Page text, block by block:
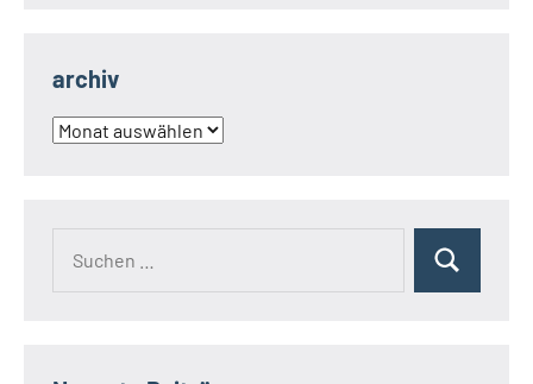
archiv
archiv
Suchen